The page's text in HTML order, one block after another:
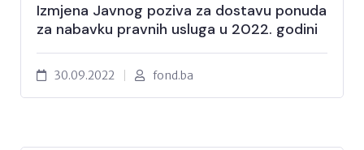
Izmjena Javnog poziva za dostavu ponuda
za nabavku pravnih usluga u 2022. godini
30.09.2022 fond.ba